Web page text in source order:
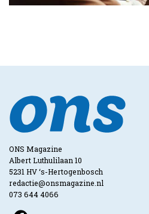
ONS Magazine
Albert Luthulilaan 10
5231 HV ‘s-Hertogenbosch
redactie@onsmagazine.nl
073 644 4066